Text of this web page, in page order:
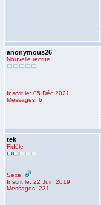
anonymous26
Nouvelle recrue
Inscrit le: 05 Déc 2021
Messages: 6
tek
Fidèle
Sexe:
Inscrit le: 22 Juin 2019
Messages: 231